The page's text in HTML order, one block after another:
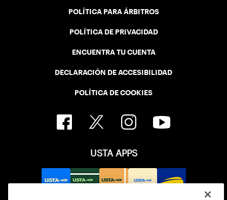
POLÍTICA PARA ÁRBITROS
POLÍTICA DE PRIVACIDAD
ENCUENTRA TU CUENTA
DECLARACIÓN DE ACCESIBILIDAD
POLÍTICA DE COOKIES
USTA APPS